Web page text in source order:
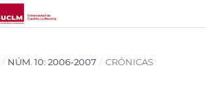
/ NÚM. 10: 2006-2007 / CRÓNICAS